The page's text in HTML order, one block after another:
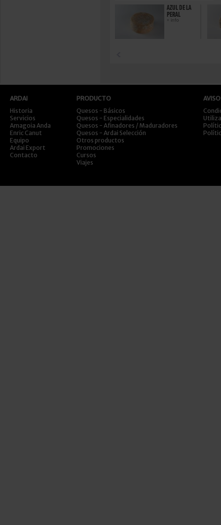
AZUL DE LA
PERAL
+ info
ARDAI
Historia
Servicios
Amagoia Anda
Enric Canut
Equipo
Ardai Export
Contacto
PRODUCTO
Quesos - Básicos
Quesos - Especialidades
Quesos - Afinadores / Maduradores
Quesos - Ardai Selección
Otros productos
Promociones
Cursos
Viajes